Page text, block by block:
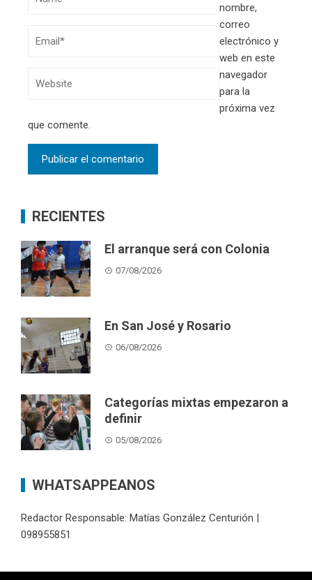
nombre,
correo
electrónico y
web en este
navegador
para la
próxima vez
que comente.
RECIENTES
El arranque será con Colonia
07/08/2026
En San José y Rosario
06/08/2026
Categorías mixtas empezaron a
definir
05/08/2026
WHATSAPPEANOS
Redactor Responsable: Matías González Centurión |
098955851